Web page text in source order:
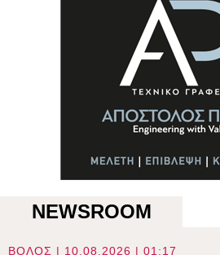
NEWSROOM
ΒΟΛΟΣ | 10.08.2026 | 01:17